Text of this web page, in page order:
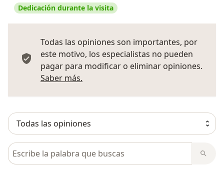
Dedicación durante la visita
Todas las opiniones son importantes, por
este motivo, los especialistas no pueden
pagar para modificar o eliminar opiniones.
Saber más.
Busca en opiniones